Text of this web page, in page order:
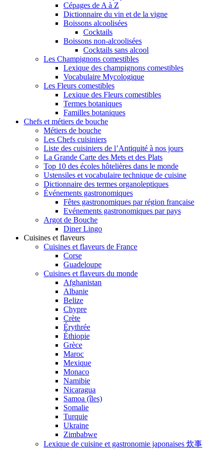
Cépages de A à Z
Dictionnaire du vin et de la vigne
Boissons alcoolisées
Cocktails
Boissons non-alcoolisées
Cocktails sans alcool
Les Champignons comestibles
Lexique des champignons comestibles
Vocabulaire Mycologique
Les Fleurs comestibles
Lexique des Fleurs comestibles
Termes botaniques
Familles botaniques
Chefs et métiers de bouche
Métiers de bouche
Les Chefs cuisiniers
Liste des cuisiniers de l’Antiquité à nos jours
La Grande Carte des Mets et des Plats
Top 10 des écoles hôtelières dans le monde
Ustensiles et vocabulaire technique de cuisine
Dictionnaire des termes organoleptiques
Événements gastronomiques
Fêtes gastronomiques par région française
Evénements gastronomiques par pays
Argot de Bouche
Diner Lingo
Cuisines et flaveurs
Cuisines et flaveurs de France
Corse
Guadeloupe
Cuisines et flaveurs du monde
Afghanistan
Albanie
Belize
Chypre
Crète
Érythrée
Éthiopie
Grèce
Maroc
Mexique
Monaco
Namibie
Nicaragua
Samoa (îles)
Somalie
Turquie
Ukraine
Zimbabwe
Lexique de cuisine et gastronomie japonaises 炊事